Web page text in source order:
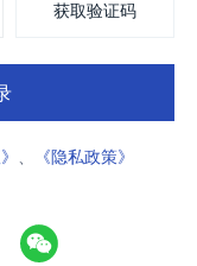
获取验证码
、 《隐私政策》